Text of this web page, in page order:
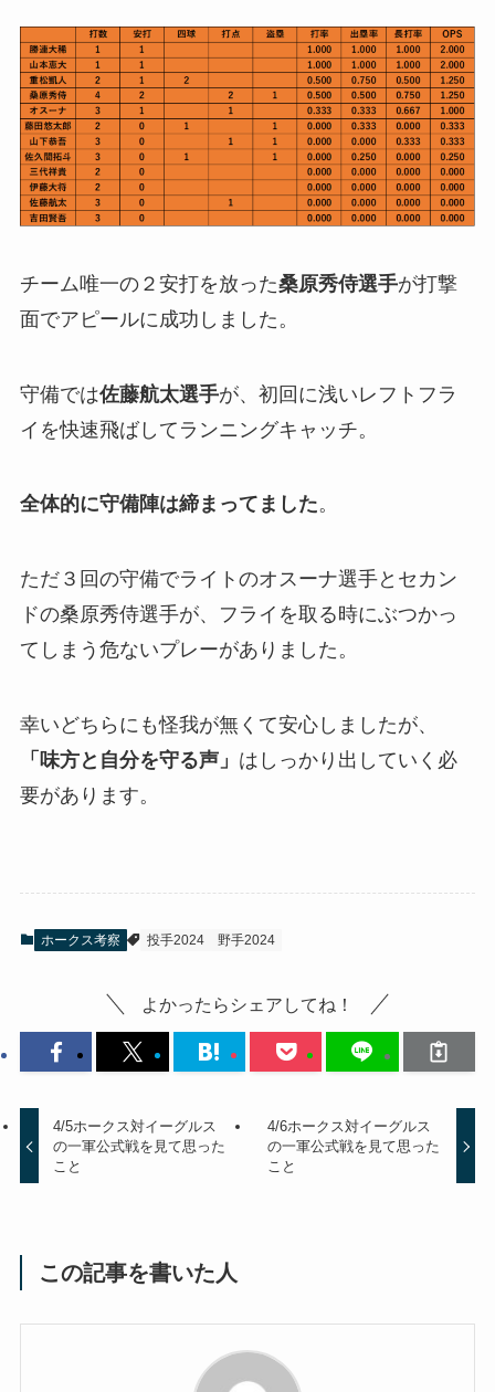
チーム唯一の２安打を放った桑原秀侍選手が打撃
面でアピールに成功しました。
守備では佐藤航太選手が、初回に浅いレフトフラ
イを快速飛ばしてランニングキャッチ。
全体的に守備陣は締まってました。
ただ３回の守備でライトのオスーナ選手とセカン
ドの桑原秀侍選手が、フライを取る時にぶつかっ
てしまう危ないプレーがありました。
幸いどちらにも怪我が無くて安心しましたが、
「味方と自分を守る声」 はしっかり出していく必
要があります。
ホークス考察 投手2024 野手2024
よかったらシェアしてね！
4/5ホークス対イーグルス
の一軍公式戦を見て思った
こと
4/6ホークス対イーグルス
の一軍公式戦を見て思った
こと
この記事を書いた人